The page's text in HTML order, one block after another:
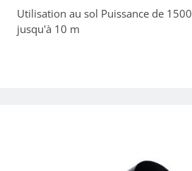
Utilisation au sol Puissance de
jusqu'à 10 m